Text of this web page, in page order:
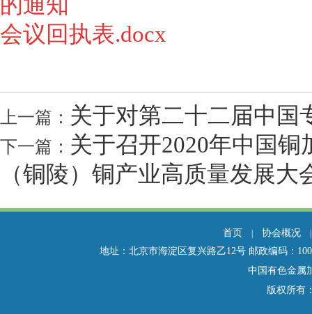
会议回执表.docx
上一篇： 关于对第二十二届中国
下一篇： 关于召开2020年中国
（铜陵）铜产业高质量发展大
首页 协会概况
地址：北京市海淀区复兴路乙12号 邮政编码：
中国有色金属
版权所有